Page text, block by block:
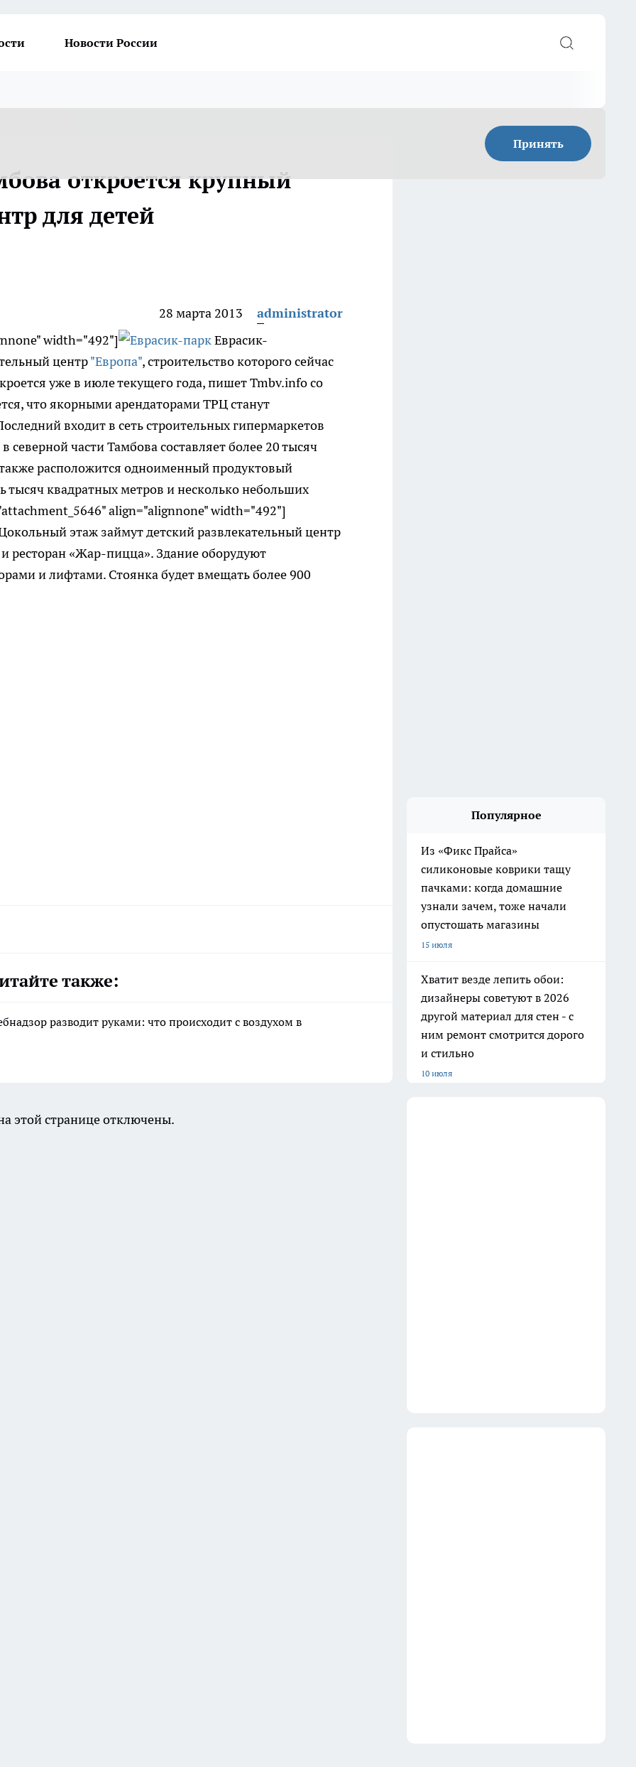
Новости России
Принять
откроется крупный
для детей
28 марта 2013
administrator
width="492"]
Еврасик-
центр"Европа", строительство которого сейчас
уже в июле текущего года, пишет Tmbv.info со
что якорными арендаторами ТРЦ станут
входит в сеть строительных гипермаркетов
части Тамбова составляет более 20 тысяч
расположится одноименный продуктовый
квадратных метров и несколько небольших
align="alignnone" width="492"]
этаж займут детский развлекательный центр
ресторан «Жар-пицца». Здание оборудуют
и лифтами. Стоянка будет вмещать более 900
также:
разводит руками: что происходит с воздухом в
Популярное
Из «Фикс Прайса»
силиконовые коврики тащу
пачками: когда домашние
узнали зачем, тоже начали
опустошать магазины
15 июля
Баня всегда как новая: очищаю
вагонку в парилке одним
дедовским способом —
работает на 10 из 10
31 июля
этой странице отключены.